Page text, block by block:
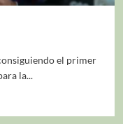
el primer
la...